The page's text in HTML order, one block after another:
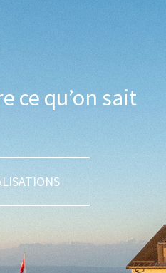
ce qu’on sait